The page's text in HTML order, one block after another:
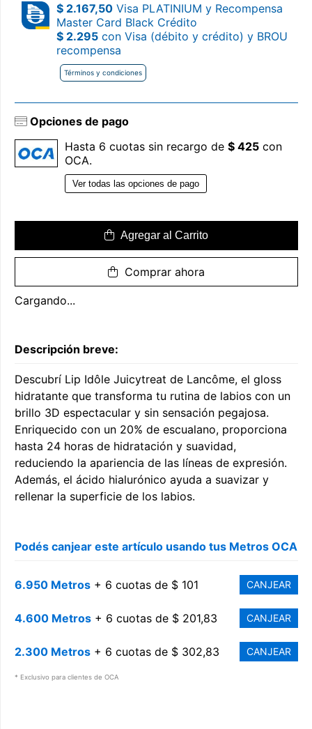
$ 2.167,50 Visa PLATINIUM y Recompensa
Master Card Black Crédito
$ 2.295 con Visa (débito y crédito) y BROU
recompensa
Términos y condiciones
Opciones de pago
Hasta 6 cuotas sin recargo de $ 425 con
OCA.
Ver todas las opciones de pago
Agregar al Carrito
Comprar ahora
Cargando...
Descripción breve:
Descubrí Lip Idôle Juicytreat de Lancôme, el gloss
hidratante que transforma tu rutina de labios con un
brillo 3D espectacular y sin sensación pegajosa.
Enriquecido con un 20% de escualano, proporciona
hasta 24 horas de hidratación y suavidad,
reduciendo la apariencia de las líneas de expresión.
Además, el ácido hialurónico ayuda a suavizar y
rellenar la superficie de los labios.
Podés canjear este artículo usando tus Metros OCA
6.950 Metros + 6 cuotas de $ 101 CANJEAR
4.600 Metros + 6 cuotas de $ 201,83 CANJEAR
2.300 Metros + 6 cuotas de $ 302,83 CANJEAR
* Exclusivo para clientes de OCA